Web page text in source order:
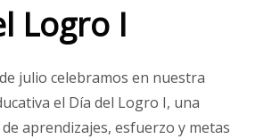
Logro I
julio celebramos en nuestra
el Día del Logro I, una
aprendizajes, esfuerzo y metas